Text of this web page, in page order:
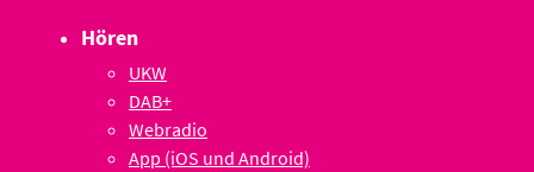
Hören
UKW
DAB+
Webradio
App (iOS und Android)